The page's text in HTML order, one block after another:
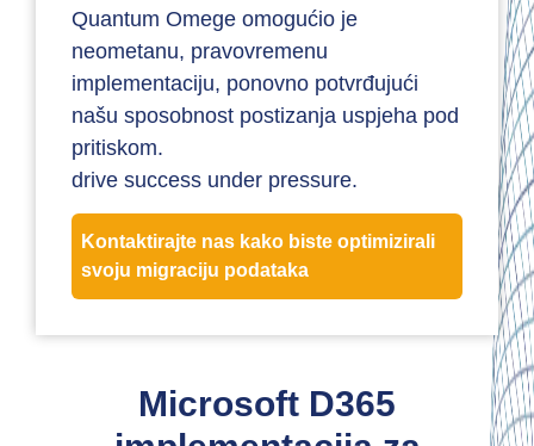
Quantum Omege omogućio je
neometanu, pravovremenu
implementaciju, ponovno potvrđujući
našu sposobnost postizanja uspjeha pod
pritiskom.
drive success under pressure.
Kontaktirajte nas kako biste optimizirali
svoju migraciju podataka
Microsoft D365